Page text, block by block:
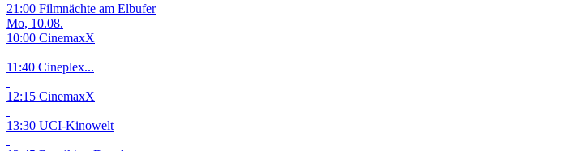
21:00 Filmnächte am Elbufer
Mo, 10.08.
10:00 CinemaxX
11:40 Cineplex...
12:15 CinemaxX
13:30 UCI-Kinowelt